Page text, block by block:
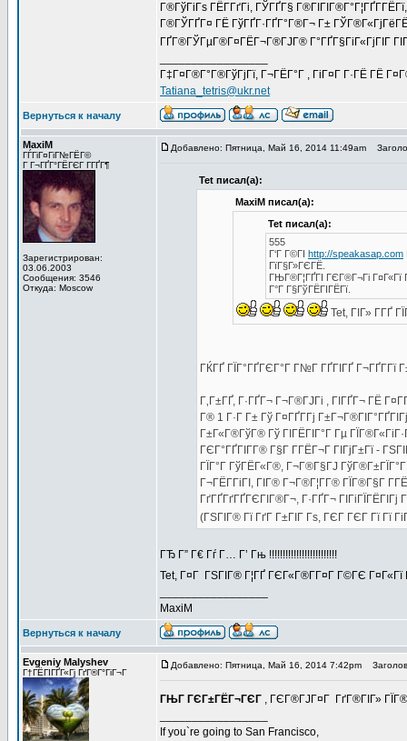
Г®ГўГіГѕ ГЁГ­ГґГі, ГЎГҐГ§
Г®ГЎГҐГ¤ ГЁ ГўГҐГ·ГҐГ°Г®Г¬ Г±
ГҐГ®ГЎГµГ®Г¤ГЁГ¬Г®ГЈГ® Г°ГҐГ§ГіГ«ГјГІГ
Г‡Г¤Г®Г°Г®ГўГјГї, Г¬ГЁГ°Г , ГіГ¤Г Г·ГЁ ГЁ
Tatiana_tetris@ukr.net
Вернуться к началу
MaxiM
ГЃГіГ¤ГіГ№ГЁГ©
Г Г¬ГҐГ°ГЁГЄГ Г­ГҐГ¶
Зарегистрирован:
03.06.2003
Сообщения: 3546
Откуда: Moscow
Добавлено: Пятница, Май 16, 2014 11:49am
Tet писал(а):
MaxiM писал(а):
Tet писал(а):
555
Г‘Г Г©ГІ http://speakasap.com
ГїГ§Г»ГЄГЁ.
ГЊГ®Г¦ГҐГІ ГЄГ®Г¬Гі Г¤Г«Гї
Г°Г Г§ГўГЁГІГЁГї.
Tet, ГІГ» Г­ГҐ
ГЌГҐ ГЇГ°ГҐГЄГ°Г Г№Г ГҐГІГҐ Г¬ГҐГ­Гї
Г‚Г±ГҐ, Г·ГҐГ¬ Г¬Г®ГЈГі , ГІГҐГ¬ ГЁ
Г® 1 Г·Г Г± Гў Г¤ГҐГ­Гј
Г±Г«Г®ГўГ® Гў ГІГЁГІГ°Г Гµ
ГЄГ°ГҐГІГ­Г® Г§Г Г­ГЁГ¬Г ГІГјГ±Гї -
ГЇГ°Г ГўГЁГ«Г®, Г¬Г®Г§ГЈ
Г¬ГЁГ­ГіГІ, ГІГ® Г¬Г®Г¦Г­Г® ГЇГ®Г§Г
ГґГҐГґГҐГЄГІГ®Г¬, Г·ГҐГ¬
(ГЅГІГ® Гї ГґГ Г±ГІГ Гѕ, ГЄГ ГЄГ Гї Гї
ГЂ Г” Г€ Гѓ Г… Г’ Гњ !!!!!!!!!!!!!!!!!!!!!!!!!
Tet, Г¤Г ГЅГІГ® Г¦ГҐ ГЄГ«Г®Г­Г¤Г Г©ГЄ
MaxiM
Вернуться к началу
Evgeniy Malyshev
Г†ГЁГІГҐГ«Гј ГґГ®Г°ГіГ¬Г
Добавлено: Пятница, Май 16, 2014 7:42pm
ГЊГ ГЄГ±ГЁГ¬ГЄГ , ГЄГ®ГЈГ¤Г ГґГ®ГІГ»
If you`re going to San Francisco,